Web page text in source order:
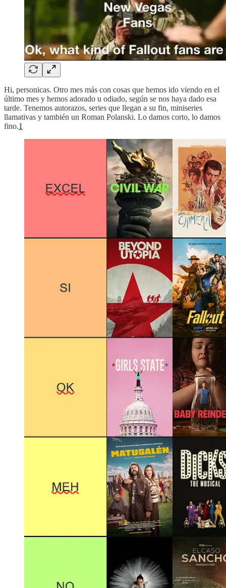
Hi, personicas. Otro mes más con cosas que hemos ido viendo en el
último mes y hemos adorado u odiado, según se nos haya dado esa
tarde. Tenemos autorazos, series que llegan a su fin, miniseries
llamativas y también un Roman Polanski. Lo damos corto, lo damos
fino.1